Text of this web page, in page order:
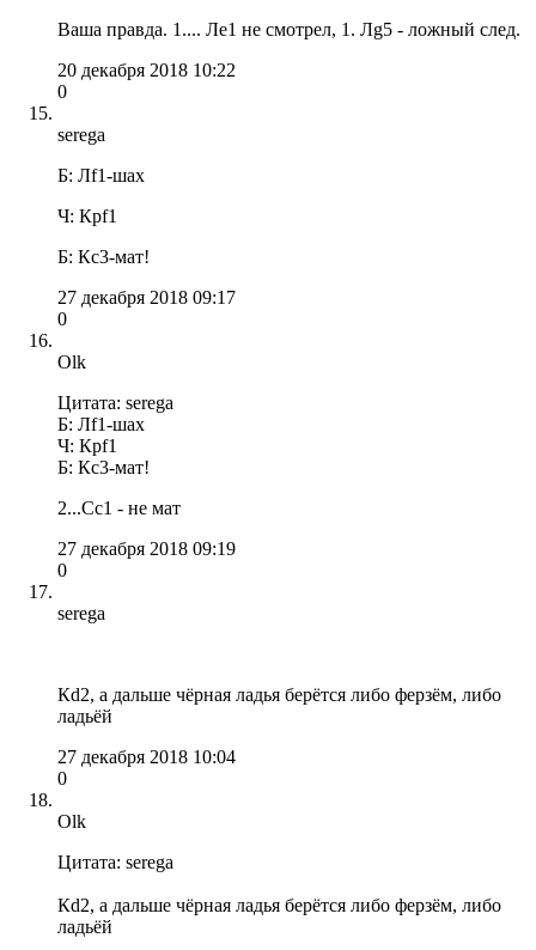
Ваша правда. 1.... Лe1 не смотрел, 1. Лg5 - ложный след.
20 декабря 2018 10:22
0
serega
Б: Лf1-шах
Ч: Крf1
Б: Кc3-мат!
27 декабря 2018 09:17
0
Olk
Цитата: serega
Б: Лf1-шах
Ч: Крf1
Б: Кc3-мат!
2...Cc1 - не мат
27 декабря 2018 09:19
0
serega
Кd2, а дальше чёрная ладья берётся либо ферзём, либо
ладьёй
27 декабря 2018 10:04
0
Olk
Цитата: serega
Кd2, а дальше чёрная ладья берётся либо ферзём, либо
ладьёй